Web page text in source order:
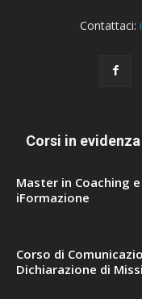
Contattaci:
Corsi in evidenza
Master in Coaching
iFormazione
Corso di
Dichiarazione di